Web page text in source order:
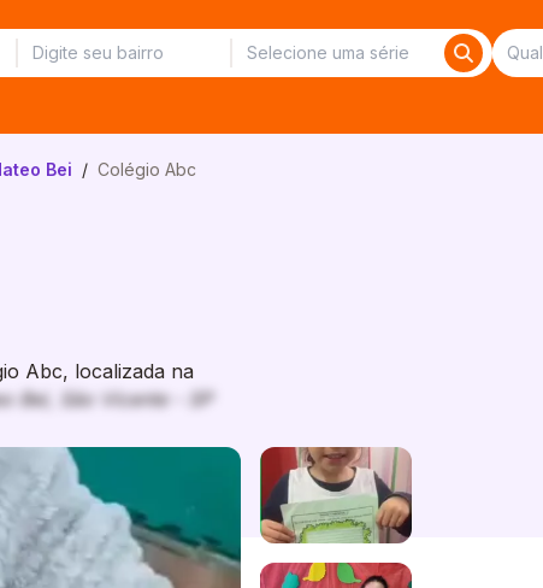
Bei / Colégio Abc
Abc, localizada na
Bei, São Vicente - SP
Imagem 1